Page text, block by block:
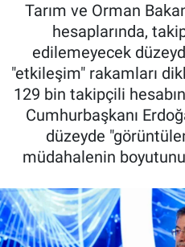
Tarım ve Orman
hesaplarında,
edilemeyecek
"etkileşim" rakamları
129 bin takipçili
Cumhurbaşkanı
düzeyde
müdahalenin
Tarım Kredi
Pankobirlik
Et fiyatları
Tarım Bilgisi
Dünyada Tarım